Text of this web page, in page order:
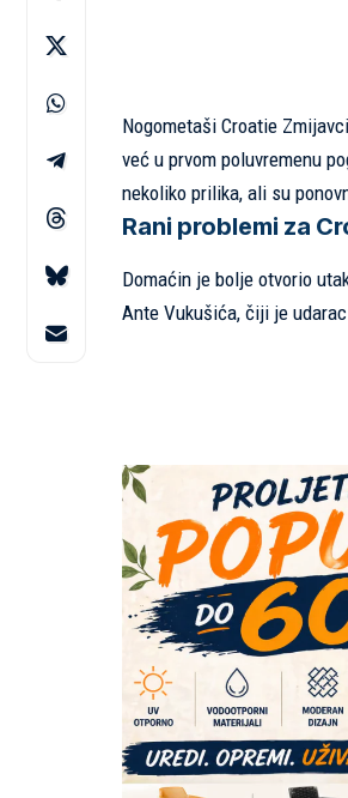
Nogometaši Croatie
već u prvom poluvremenu
nekoliko prilika, ali su
Rani problemi za
Domaćin je bolje otvorio
Ante Vukušića, čiji je